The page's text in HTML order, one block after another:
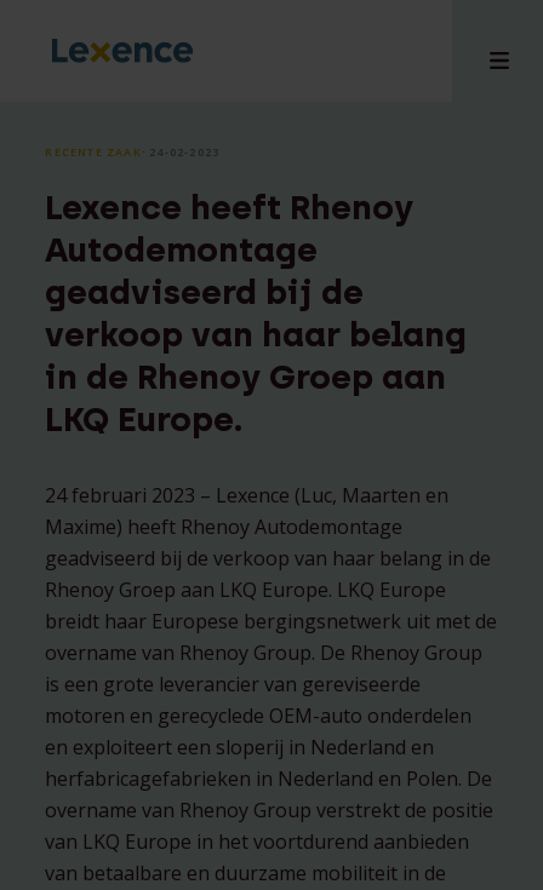
bij
RECENTE ZAAK⸱ 24-02-2023
Lexence heeft Rhenoy
Autodemontage
geadviseerd bij de
verkoop van haar belang
in de Rhenoy Groep aan
LKQ Europe.
24 februari 2023 – Lexence (Luc, Maarten en
Maxime) heeft Rhenoy Autodemontage
geadviseerd bij de verkoop van haar belang in de
Rhenoy Groep aan LKQ Europe. LKQ Europe
breidt haar Europese bergingsnetwerk uit met de
overname van Rhenoy Group. De Rhenoy Group
is een grote leverancier van gereviseerde
motoren en gerecyclede OEM-auto onderdelen
en exploiteert een sloperij in Nederland en
herfabricagefabrieken in Nederland en Polen. De
overname van Rhenoy Group verstrekt de positie
van LKQ Europe in het voortdurend aanbieden
van betaalbare en duurzame mobiliteit in de